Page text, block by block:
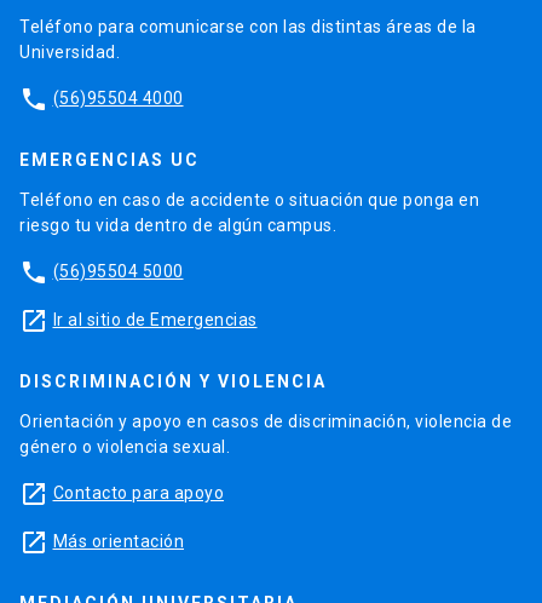
Teléfono para comunicarse con las distintas áreas de la
Universidad.
phone (56)95504 4000
EMERGENCIAS UC
Teléfono en caso de accidente o situación que ponga en
riesgo tu vida dentro de algún campus.
phone (56)95504 5000
launch Ir al sitio de Emergencias
DISCRIMINACIÓN Y VIOLENCIA
Orientación y apoyo en casos de discriminación, violencia de
género o violencia sexual.
launch Contacto para apoyo
launch Más orientación